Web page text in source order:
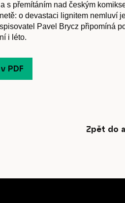
s přemítáním nad českým
o devastaci lignitem nemluví
Pavel Brycz připomíná
i léto.
PDF
Zpět do